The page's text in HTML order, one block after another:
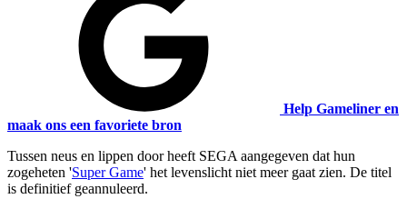
Help Gameliner en
maak ons een favoriete bron
Tussen neus en lippen door heeft SEGA aangegeven dat hun
zogeheten 'Super Game' het levenslicht niet meer gaat zien. De titel
is definitief geannuleerd.